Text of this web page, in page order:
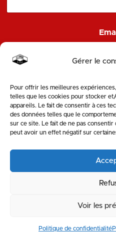
Gérer le
Pour offrir les meilleures
telles que les cookies pour stocker
appareils. Le fait de consentir à ces
des données telles que le
sur ce site. Le fait de ne pas
peut avoir un effet négatif sur
Voir les
Politique de confidentialité
|